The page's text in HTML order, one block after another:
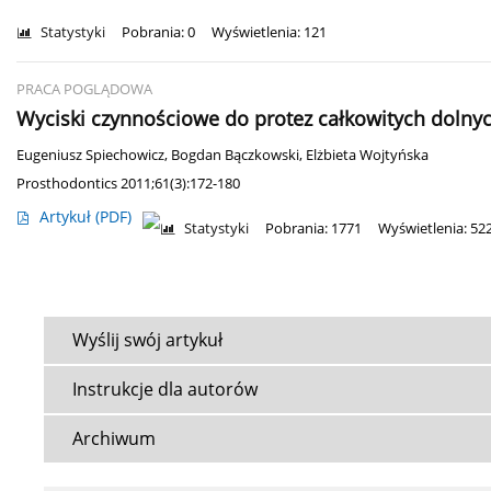
Statystyki Pobrania: 0 Wyświetlenia: 121
PRACA POGLĄDOWA
Wyciski czynnościowe do protez całkowitych
Eugeniusz Spiechowicz, Bogdan Bączkowski, Elżbieta Wojtyńska
Prosthodontics 2011;61(3):172-180
Artykuł (PDF)
Statystyki Pobrania: 1771 Wyświetlenia:
Wyślij swój artykuł
Instrukcje dla autorów
Archiwum